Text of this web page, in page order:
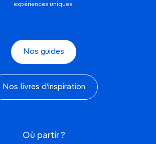
expériences uniques.
Nos guides
Nos livres d'inspiration
Où partir ?